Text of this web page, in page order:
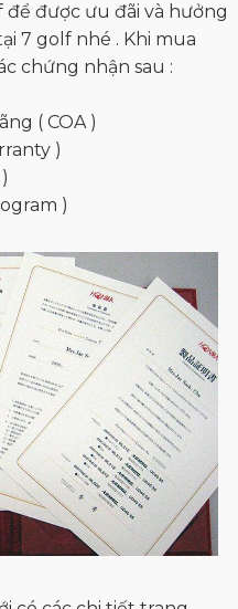
để được ưu đãi và hưởng
7 golf nhé . Khi mua
chứng nhận sau :
( COA )
)
)